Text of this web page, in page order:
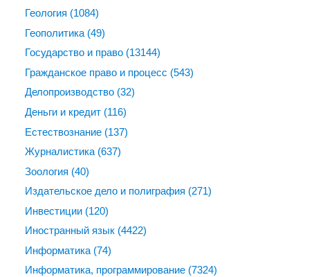
Геология (1084)
Геополитика (49)
Государство и право (13144)
Гражданское право и процесс (543)
Делопроизводство (32)
Деньги и кредит (116)
Естествознание (137)
Журналистика (637)
Зоология (40)
Издательское дело и полиграфия (271)
Инвестиции (120)
Иностранный язык (4422)
Информатика (74)
Информатика, программирование (7324)